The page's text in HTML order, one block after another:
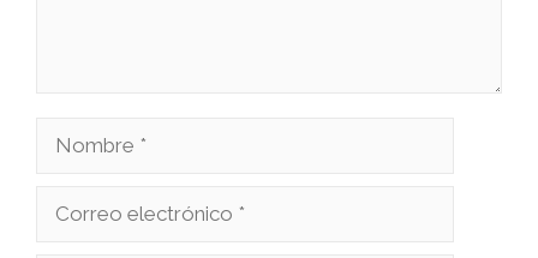
Nombre
Correo